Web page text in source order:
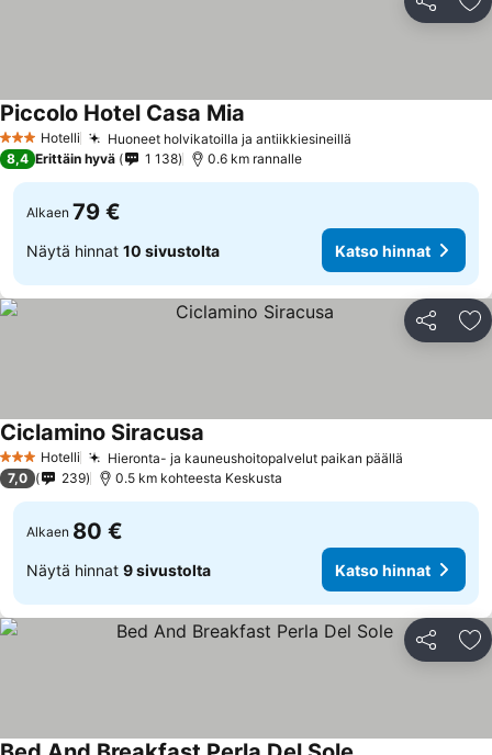
Jaa
3 Tähtiluokitus
Hotelli Huoneet holvikatoilla ja antiikkiesineillä
Piccolo Hotel Casa Mia
8,4 Erittäin hyvä 1 138 0.6 km rannalle
Alkaen 79 €
Näytä hinnat 10 sivustolta Katso hinnat
Jaa
3 Tähtiluokitus
Hotelli Hieronta- ja kauneushoitopalvelut paikan päällä
Ciclamino Siracusa
7,0 239 0.5 km kohteesta Keskusta
Alkaen 80 €
Näytä hinnat 9 sivustolta Katso hinnat
Jaa